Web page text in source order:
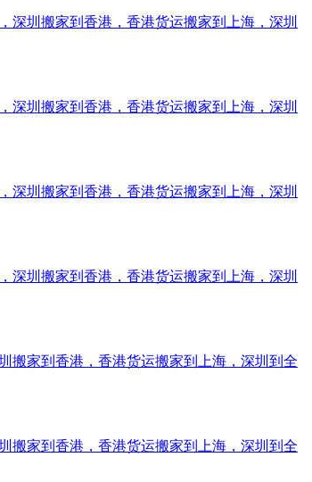
深圳搬家到香港，香港货运搬家到上海，深圳
深圳搬家到香港，香港货运搬家到上海，深圳
深圳搬家到香港，香港货运搬家到上海，深圳
深圳搬家到香港，香港货运搬家到上海，深圳
搬家到香港，香港货运搬家到上海，深圳到全
搬家到香港，香港货运搬家到上海，深圳到全